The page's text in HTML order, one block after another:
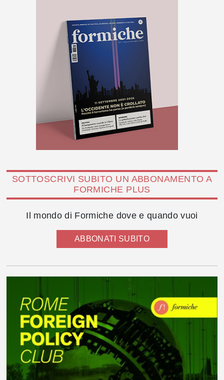
SOTTOSCRIVI SUBITO UN ABBONAMENTO A
FORMICHE PLUS
Il mondo di Formiche dove e quando vuoi
ABBONATI SUBITO